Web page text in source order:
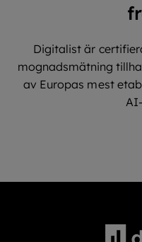
Digitalist är
mognadsmätning
av Europas mest